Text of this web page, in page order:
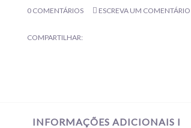
0 COMENTÁRIOS ESCREVA UM COMENTÁRIO
COMPARTILHAR:
INFORMAÇÕES ADICIONAIS I